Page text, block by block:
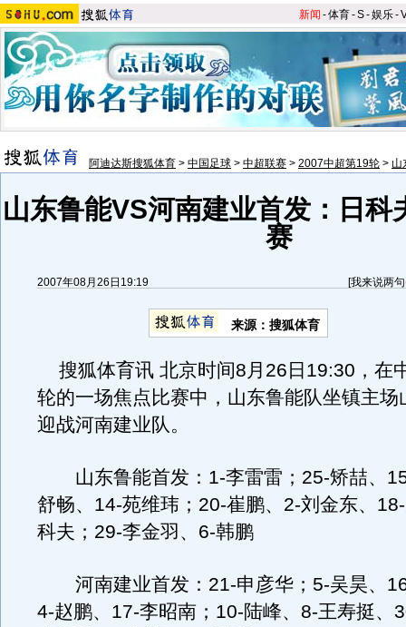
新闻 -体育-S-娱乐-
阿迪达斯搜狐体育 > 中国足球 > 中超联赛 > 2007中超第19轮 > 山
山东鲁能VS河南建业首发：日科
赛
2007年08月26日19:19 [我来说两句
来源：搜狐体育
搜狐体育讯 北京时间8月26日19:30，在
轮的一场焦点比赛中，山东鲁能队坐镇主场
迎战河南建业队。
山东鲁能首发：1-李雷雷；25-矫喆、
舒畅、14-苑维玮；20-崔鹏、2-刘金东、
科夫；29-李金羽、6-韩鹏
河南建业首发：21-申彦华；5-吴昊、
4-赵鹏、17-李昭南；10-陆峰、8-王寿挺、